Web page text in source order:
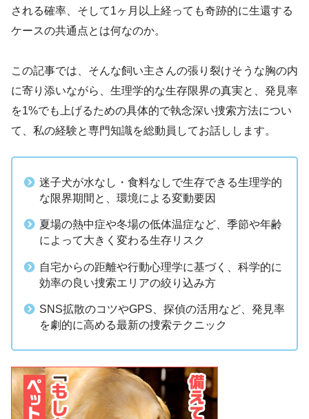
される確率、そして1ヶ月以上経っても奇跡的に生還する
ケースの共通点とは何なのか。
この記事では、そんな飼い主さんの張り裂けそうな胸の内
に寄り添いながら、生理学的な生存限界の真実と、発見率
を1%でも上げるための具体的で執念深い捜索方法につい
て、私の経験と専門知識を総動員してお話しします。
迷子犬が水なし・食料なしで生存できる生理学的
な限界期間と、環境による変動要因
夏場の熱中症や冬場の低体温症など、季節や年齢
によって大きく変わる生存リスク
自宅からの距離や行動心理学に基づく、科学的に
効率の良い捜索エリアの絞り込み方
SNS拡散のコツやGPS、探偵の活用など、発見率
を劇的に高める最新の捜索テクニック